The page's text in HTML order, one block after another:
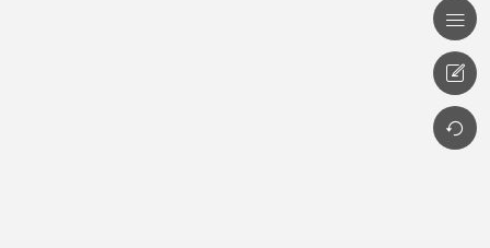


